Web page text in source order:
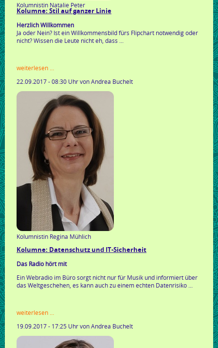
Kolumnistin Natalie Peter
Kolumne: Stil auf ganzer Linie
Herzlich Willkommen
Ja oder Nein? Ist ein Willkommensbild fürs Flipchart notwendig oder
nicht? Wissen die Leute nicht eh, dass ...
weiterlesen …
auf
ganzer
linie
22.09.2017 - 08:30 Uhrvon Andrea Buchelt
Kolumnistin Regina Mühlich
Kolumne: Datenschutz und IT-Sicherheit
Das Radio hört mit
Ein Webradio im Büro sorgt nicht nur für Musik und informiert über
das Weltgeschehen, es kann auch zu einem echten Datenrisiko ...
weiterlesen …
und
it-
sicherheit
19.09.2017 - 17:25 Uhrvon Andrea Buchelt